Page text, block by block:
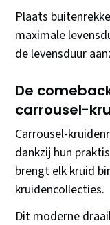
Plaats
maximale
de levensduur
De
carrousel-
Carrousel-
dankzij hun
brengt elk kruid
kruidencollecties.
Dit moderne